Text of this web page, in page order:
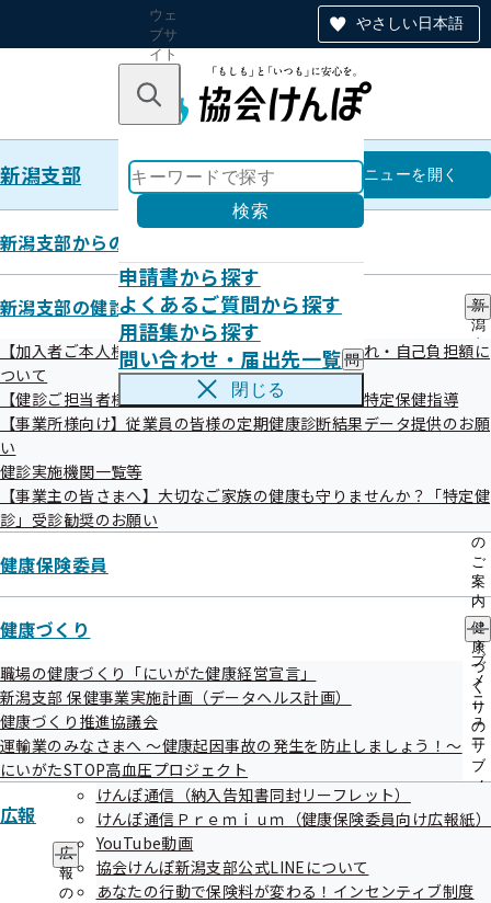
やさしい日本語
ウェ
ブサ
イト
のナ
ン
キーワードで探す
検索
申請書から探す
よくあるご質問から探す
用語集から探す
問い合わせ・届出先一覧 問
い
わ
出
一
サ
閉じる
新潟支部 新潟支部
メニューを開く
新潟支部からのお知らせ
新潟支部の健診・保健指導のご案内
新
潟
支
部
診
指
の
ご
案
内
の
サ
ブ
メ
ニ
ュ
ー
【加入者ご本人様・ご家族様向け】健診の受診の流れ・自己負担額に
ついて
【健診ご担当者様・加入者様向け】受けんばねっ！特定保健指導
【事業所様向け】従業員の皆様の定期健康診断結果データ提供のお願
い
健診実施機関一覧等
【事業主の皆さまへ】大切なご家族の健康も守りませんか？「特定健
診」受診勧奨のお願い
健康保険委員
健康づくり
健
康
づ
く
り
の
サ
ブ
メ
ュ
職場の健康づくり「にいがた健康経営宣言」
新潟支部 保健事業実施計画（データヘルス計画）
健康づくり推進協議会
運輸業のみなさまへ ～健康起因事故の発生を防止しましょう！～
にいがたSTOP高血圧プロジェクト
広報
広
報
の
けんぽ通信（納入告知書同封リーフレット）
けんぽ通信Ｐｒｅｍｉｕｍ（健康保険委員向け広報紙）
YouTube動画
協会けんぽ新潟支部公式LINEについて
あなたの行動で保険料が変わる！インセンティブ制度
健康保険委員
貴社の社会保険ご担当者様をご登録くださ
い！
協会けんぽの健康保険事業について、事業主・加入者の皆様
のご協力による事業の推進を図るため、広報・相談・健康保
険事業の推進・モニター等にご協力いただくご担当者様を
「健康保険委員」と呼び、各都道府県支部長が委嘱していま
す。
加入者の皆様が健康に対してより関心を持ち、元気に生活し
ていただくために、加入者の皆様と協会けんぽとの橋渡し的
役割を担っていただいています。
Ⅰ 登録した後は何をすればいいの？